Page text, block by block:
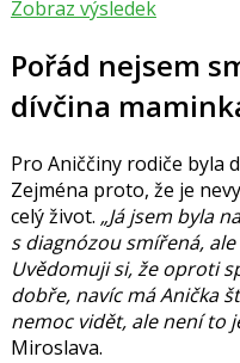
Zobraz výsledek
Pořád nejsem
dívčina
Pro Aniččiny rodiče byla
Zejména proto, že je
celý život. „Já jsem byla
s diagnózou smířená,
Uvědomuji si, že oproti
dobře, navíc má Anička
nemoc vidět, ale není to
Miroslava.